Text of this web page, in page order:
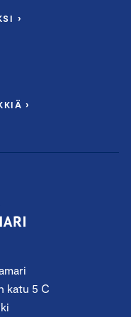
katu 5 C
›
›